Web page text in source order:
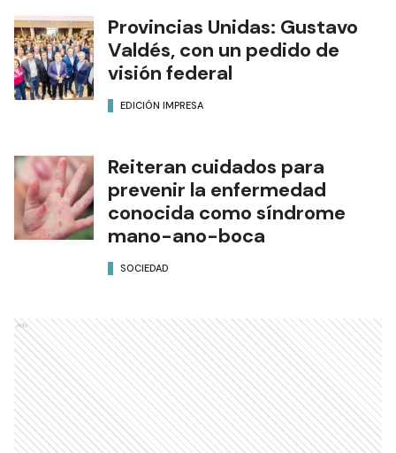
Provincias Unidas: Gustavo
Valdés, con un pedido de
visión federal
EDICIÓN IMPRESA
Reiteran cuidados para
prevenir la enfermedad
conocida como síndrome
mano-ano-boca
SOCIEDAD
Ads